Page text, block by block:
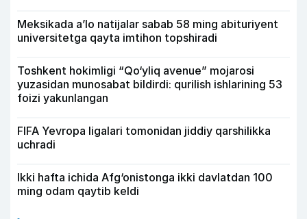
Meksikada a’lo natijalar sabab 58 ming abituriyent
universitetga qayta imtihon topshiradi
Toshkent hokimligi “Qo‘yliq avenue” mojarosi
yuzasidan munosabat bildirdi: qurilish ishlarining 53
foizi yakunlangan
FIFA Yevropa ligalari tomonidan jiddiy qarshilikka
uchradi
Ikki hafta ichida Afg‘onistonga ikki davlatdan 100
ming odam qaytib keldi